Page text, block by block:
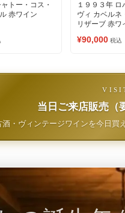
トー・コス・
赤ワイン
１９９３年
ヴィ カベルネ
リザーブ 赤ワ
¥90,000 税込
当日ご来店販売（
酒・ヴィンテージワインを今日買